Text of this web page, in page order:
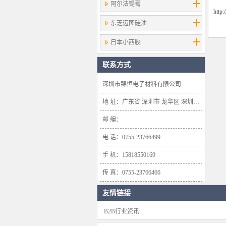
阿尔法锡膏
东芝迈图硅油
日本小西胶
联系方式
深圳市锦恒电子材料有限公司
地 址：广东省 深圳市 龙华区 深圳市龙华新区大浪办事处浪口社区华盛路134号雍景轩商业大厦1638号
邮 编：
电 话：0755-23766499
手 机：15818550169
传 真：0755-23766466
友情链接
B2B行业资讯